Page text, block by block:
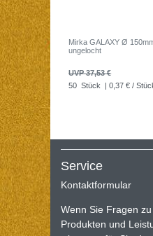
Mirka GALAXY Ø
ungelocht
UVP 37,53 €
50 Stück | 0,37 € /
Service
Kontaktformular
Wenn Sie Fragen
Produkten und